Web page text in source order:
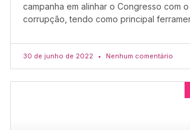
campanha em alinhar o Congresso com
corrupção, tendo como principal
30 de junho de 2022 Nenhum comentário